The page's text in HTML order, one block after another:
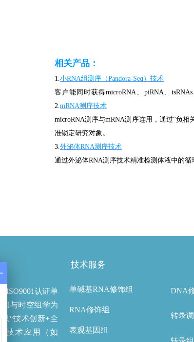
相关产品：
1.小RNA组测序（Pandora-Seq）技术
客户能同时获得microRNA、piRNA、
2.mRNA测序技术
microRNA测序与mRNA测序连用，通过“负
准锁定研究对象。
3.外泌体RNA测序技术
通过外泌体RNA测序技术精准检测体液中的
ISO9001认证单
与时空组学为
“技术创新+全
技术应用（如
技术服务
单碱基RNA修饰组
RNA修饰组
表观基因组
DNA
转录